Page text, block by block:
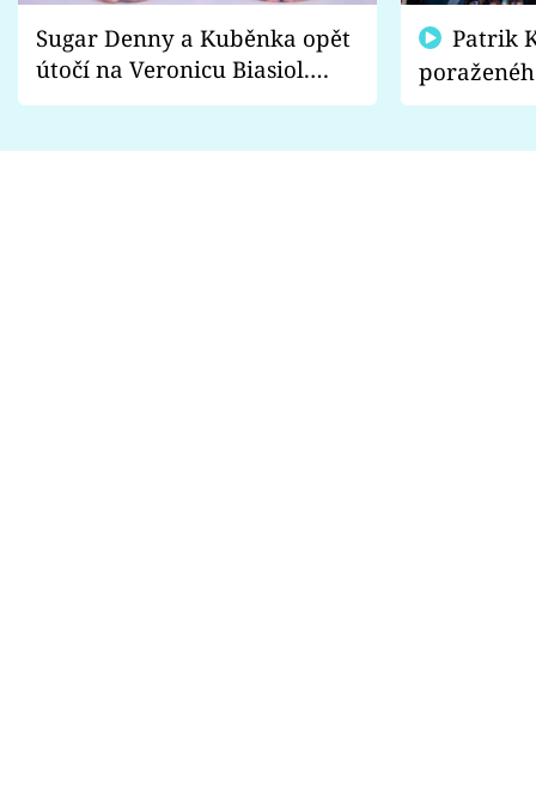
Sugar Denny a Kuběnka opět
útočí na Veronicu Biasiol.
Proč je podle nich falešná a
fanoušci